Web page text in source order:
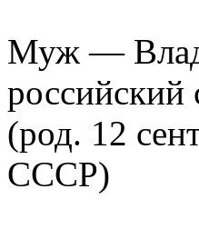
Муж —
(род. 12
СССР)